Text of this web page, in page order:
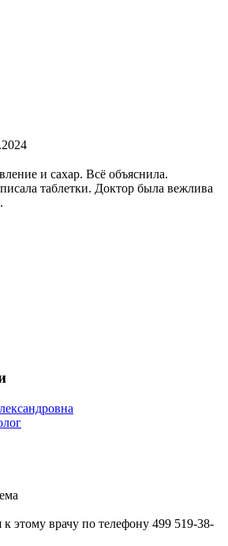
и сахар. Всё объяснила.
таблетки. Доктор была вежлива
этому врачу по телефону 499 519-38-